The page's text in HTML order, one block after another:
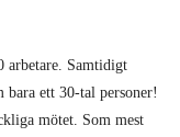
arbetare. Samtidigt
ett 30-tal personer!
mötet. Som mest